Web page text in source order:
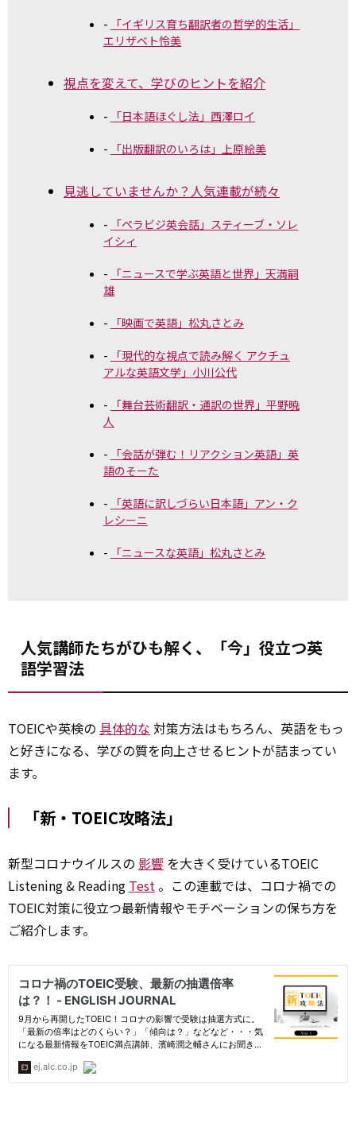
「イギリス育ち翻訳者の哲学的生活」
エリザベト怜美
視点を変えて、学びのヒントを紹介
「日本語ほぐし法」西澤ロイ
「出版翻訳のいろは」上原絵美
見逃していませんか？人気連載が続々
「ペラビジ英会話」スティーブ・ソレ
イシィ
「ニュースで学ぶ英語と世界」天満嗣
雄
「映画で英語」松丸さとみ
「現代的な視点で読み解く アクチュ
アルな英語文学」小川公代
「舞台芸術翻訳・通訳の世界」平野暁
人
「会話が弾む！リアクション英語」英
語のそーた
「英語に訳しづらい日本語」アン・ク
レシーニ
「ニュースな英語」松丸さとみ
人気講師たちがひも解く、「今」役立つ英
語学習法
TOEICや英検の 具体的な 対策方法はもちろん、英語をもっ
と好きになる、学びの質を向上させるヒントが詰まってい
ます。
「新・TOEIC攻略法」
新型コロナウイルスの 影響 を大きく受けているTOEIC
Listening & Reading Test 。この連載では、コロナ禍での
TOEIC対策に役立つ最新情報やモチベーションの保ち方を
ご紹介します。